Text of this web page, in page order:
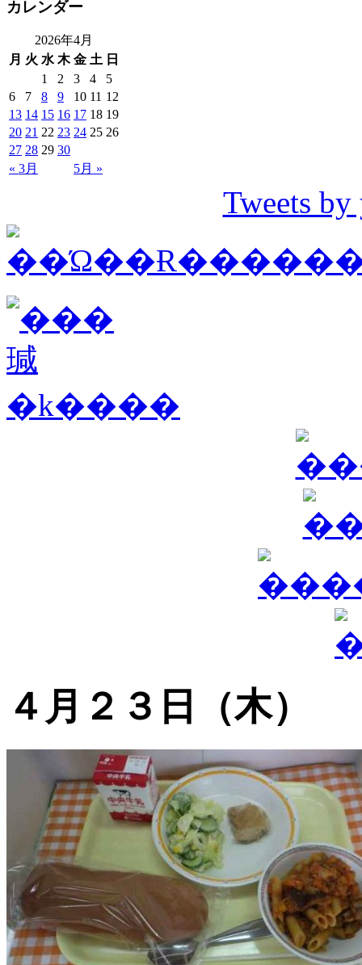
カレンダー
2026年4月
月 火 水 木 金 土 日
« 3月 5月 »
1 2 3 4
5
6
7 8 9 10 11 12
13 14 15 16 17 18 19
20 21 22 23 24 25 26
27 28 29 30
Tweets
４月２３日（木）